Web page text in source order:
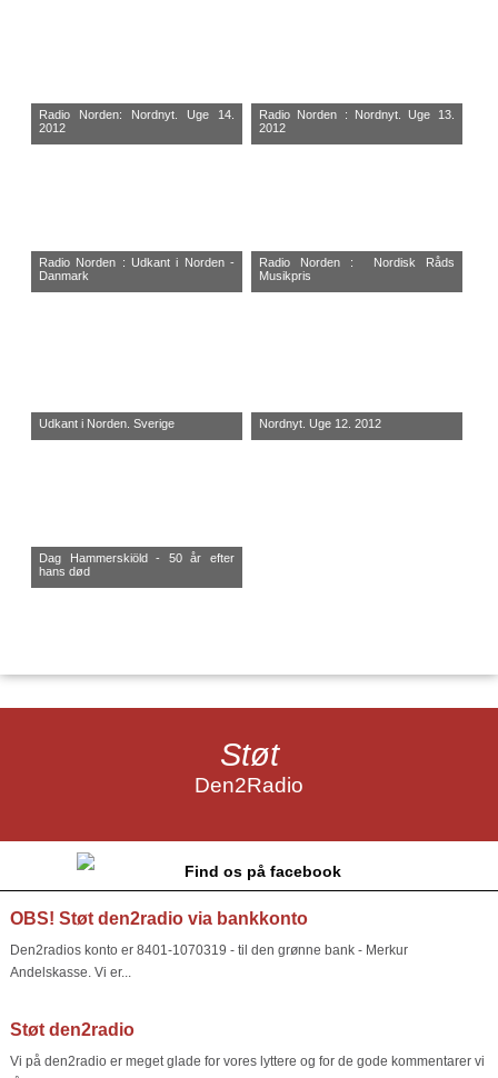
Radio Norden: Nordnyt. Uge 14.
2012
Radio Norden : Nordnyt. Uge 13.
2012
Radio Norden : Udkant i Norden -
Danmark
Radio Norden : Nordisk Råds
Musikpris
Udkant i Norden. Sverige Nordnyt. Uge 12. 2012
Dag Hammerskiöld - 50 år efter
hans død
Støt
Den2Radio
Find os på facebook
OBS! Støt den2radio via bankkonto
Den2radios konto er 8401-1070319 - til den grønne bank - Merkur
Andelskasse. Vi er...
Støt den2radio
Vi på den2radio er meget glade for vores lyttere og for de gode kommentarer vi